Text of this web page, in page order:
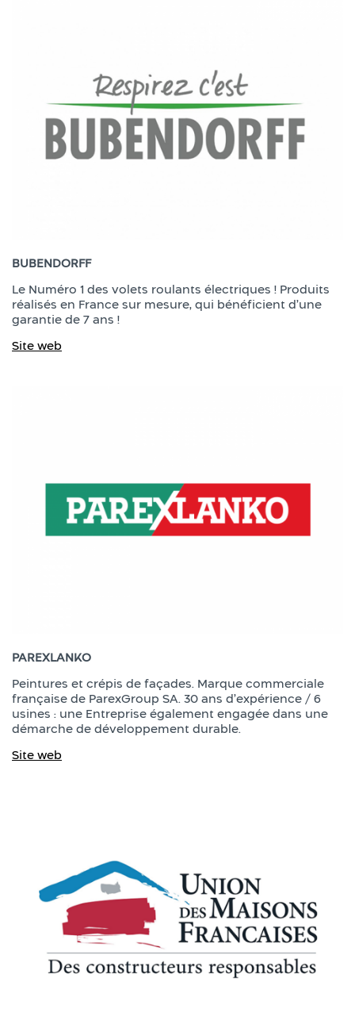
BUBENDORFF
Le Numéro 1 des volets roulants électriques ! Produits
réalisés en France sur mesure, qui bénéficient d’une
garantie de 7 ans !
Site web
PAREXLANKO
Peintures et crépis de façades. Marque commerciale
française de ParexGroup SA. 30 ans d’expérience / 6
usines : une Entreprise également engagée dans une
démarche de développement durable.
Site web